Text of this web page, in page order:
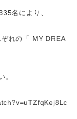
名により、
ぞれの「 MY DREA
。